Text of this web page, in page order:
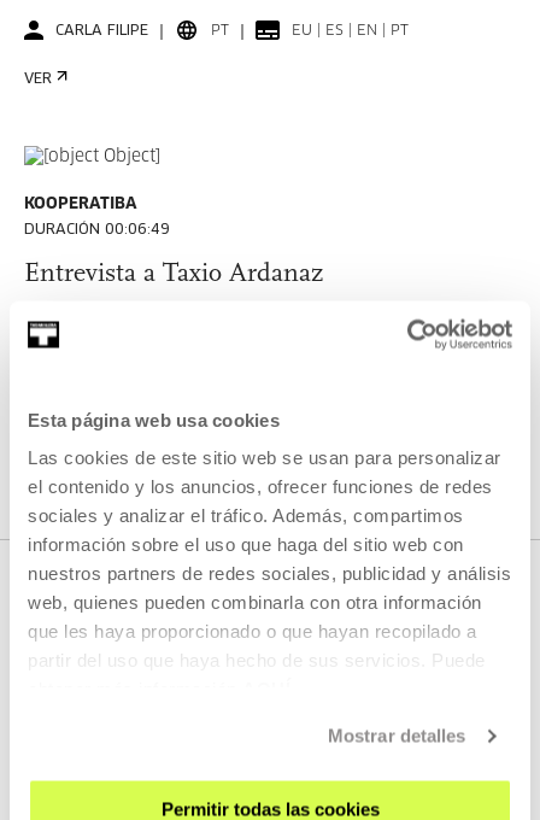
Esta página web usa cookies
Las cookies de este sitio web se usan para personalizar
el contenido y los anuncios, ofrecer funciones de redes
sociales y analizar el tráfico. Además, compartimos
información sobre el uso que haga del sitio web con
nuestros partners de redes sociales, publicidad y análisis
web, quienes pueden combinarla con otra información
que les haya proporcionado o que hayan recopilado a
partir del uso que haya hecho de sus servicios. Puede
Mostrar detalles
Permitir todas las cookies
CARLA FILIPE PT EU | ES | EN | PT
VER
KOOPERATIBA
DURACIÓN 00:06:49
Entrevista a Taxio Ardanaz
TAXIO ARDANAZ
VER TODO EL CONTENIDO
PRÓXIMOS DIRECTOS
VER TODA LA PROGRAMACIÓN